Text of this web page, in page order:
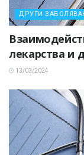
ДРУГИ
лекарства и
13/03/2024